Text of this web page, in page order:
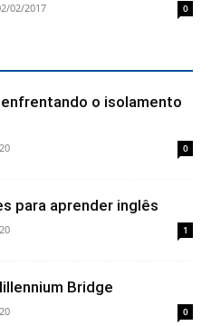
02/2017 0
o isolamento
0
para aprender inglês
1
Bridge
0